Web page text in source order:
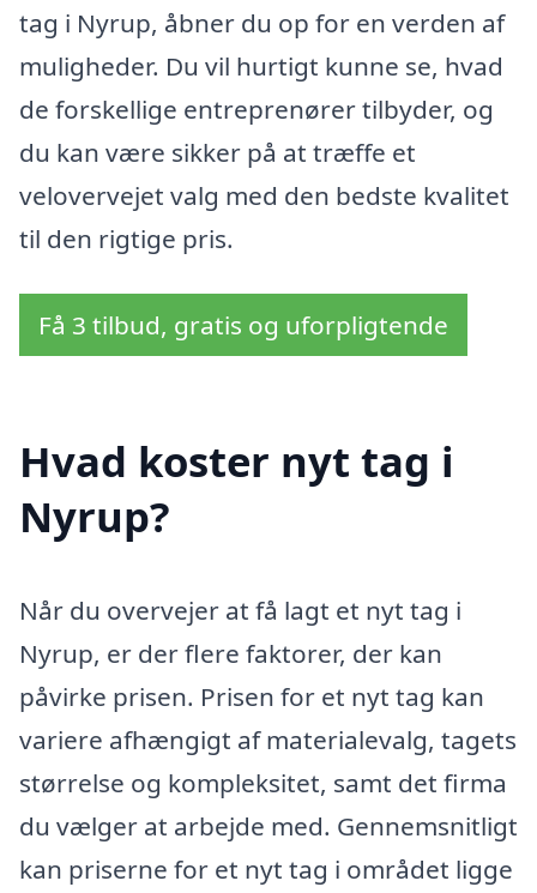
tag i Nyrup, åbner du op for en verden af
muligheder. Du vil hurtigt kunne se, hvad
de forskellige entreprenører tilbyder, og
du kan være sikker på at træffe et
velovervejet valg med den bedste kvalitet
til den rigtige pris.
Få 3 tilbud, gratis og uforpligtende
Hvad koster nyt tag i
Nyrup?
Når du overvejer at få lagt et nyt tag i
Nyrup, er der flere faktorer, der kan
påvirke prisen. Prisen for et nyt tag kan
variere afhængigt af materialevalg, tagets
størrelse og kompleksitet, samt det firma
du vælger at arbejde med. Gennemsnitligt
kan priserne for et nyt tag i området ligge